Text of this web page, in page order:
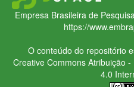
Empresa Brasileira de
https://
O conteúdo do repositório
Creative CommonsAtribuição -
4.0